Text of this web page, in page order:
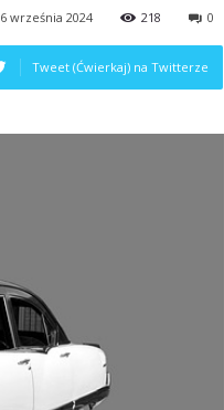
6 września 2024 218 0
Tweet (Ćwierkaj) na Twitterze